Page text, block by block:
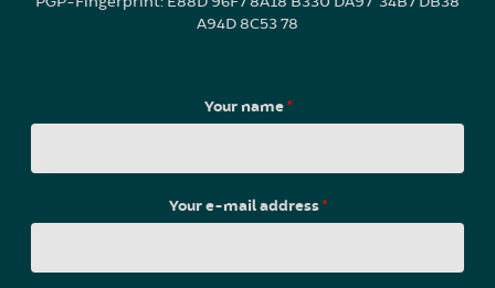
A94D 8C53 78
Your name*
Your e-mail address*